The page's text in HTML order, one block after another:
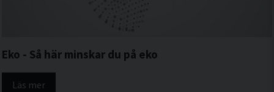
Eko - Så här minskar du på eko
Läs mer